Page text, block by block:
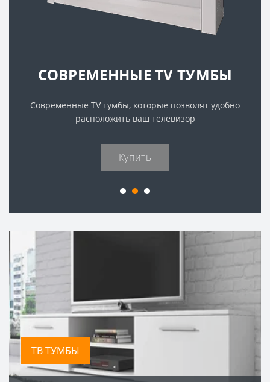
УДОБНЫЕ КОМОДЫ
Которые помогут удобно расположить ваши вещи в
доме!
Купить
ТВ ТУМБЫ